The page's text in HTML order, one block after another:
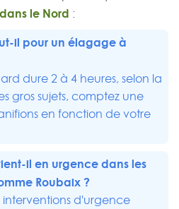
le Nord :
il pour un élagage à
dure 2 à 4 heures, selon la
gros sujets, comptez une
en fonction de votre
il en urgence dans les
Roubaix?
interventions d'urgence